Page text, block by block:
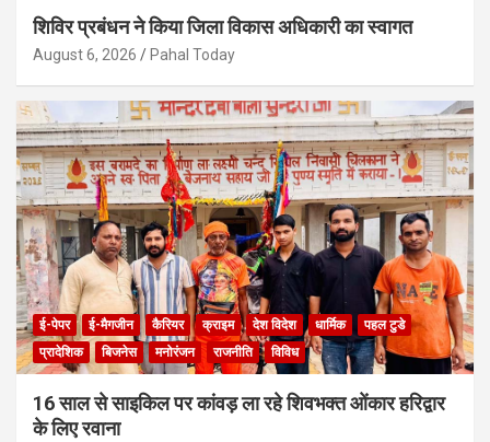
शिविर प्रबंधन ने किया जिला विकास अधिकारी का स्वागत
August 6, 2026 Pahal Today
ई-पेपर ई-मैगजीन कैरियर क्राइम देश विदेश धार्मिक
पहल टुडे
प्रादेशिक
बिजनेस मनोरंजन राजनीति विविध
16 साल से साइकिल पर कांवड़ ला रहे शिवभक्त ओंकार हरिद्वार
के लिए रवाना